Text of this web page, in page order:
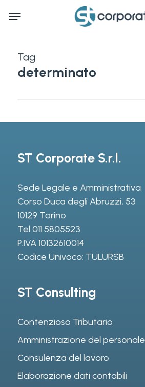
Menu
Tag
determinato
ST Corporate S.r.l.
Sede Legale e Amministrativa
Corso Duca degli Abruzzi, 53
10129 Torino
Tel 011 5805523
P.IVA 10132610014
Codice Univoco: TULURSB
ST Consulting
Contenzioso Tributario
Amministrazione del personale
Consulenza del lavoro
Elaborazione dati contabili